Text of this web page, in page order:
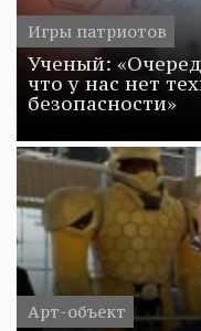
Игры патриотов
Ученый:
что у нас нет
безопасности»
Арт-объект